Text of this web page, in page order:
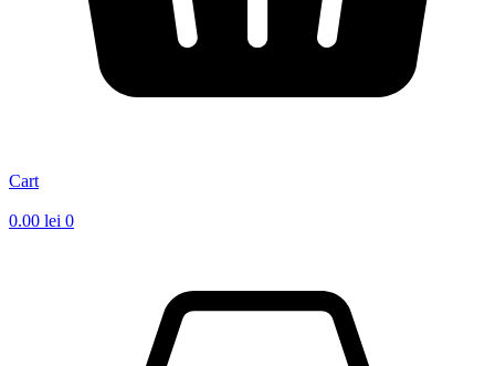
Cart
0.00 lei 0